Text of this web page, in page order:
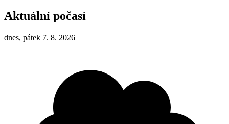
Aktuální počasí
dnes, pátek 7. 8. 2026